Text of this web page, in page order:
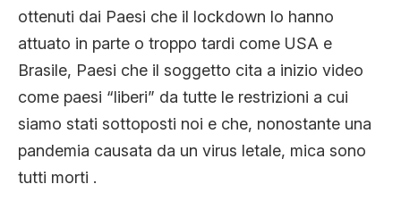
ottenuti dai Paesi che il lockdown lo hanno
attuato in parte o troppo tardi come USA e
Brasile, Paesi che il soggetto cita a inizio video
come paesi “liberi” da tutte le restrizioni a cui
siamo stati sottoposti noi e che, nonostante una
pandemia causata da un virus letale, mica sono
tutti morti .